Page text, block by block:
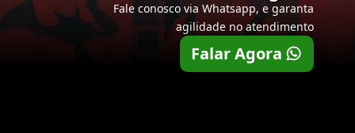
Fale conosco via Whatsapp, e garanta
agilidade no atendimento
Falar Agora